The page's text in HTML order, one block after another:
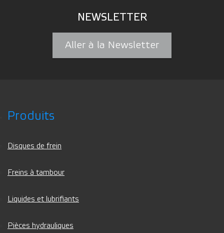
NEWSLETTER
Aller à la Newsletter
Produits
Disques de frein
Freins à tambour
Liquides et lubrifiants
Pièces hydrauliques